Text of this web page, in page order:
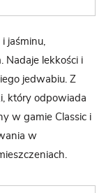
jaśminu,
Nadaje lekkości i
jedwabiu. Z
który odpowiada
w gamie Classic i
w